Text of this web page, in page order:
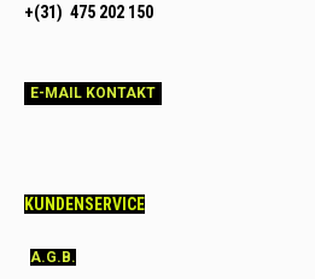
+(31) 475 202 150
E-MAIL KONTAKT
KUNDENSERVICE
A.G.B.